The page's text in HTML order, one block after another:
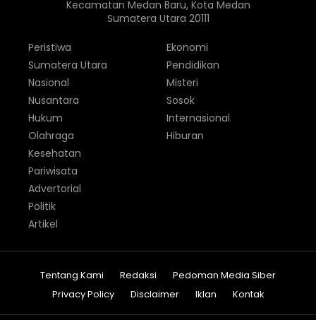
Kecamatan Medan Baru, Kota Medan
Sumatera Utara 20111
Peristiwa
Sumatera Utara
Nasional
Nusantara
Hukum
Olahraga
Ekonomi
Pendidikan
Misteri
Sosok
Internasional
Hiburan
Kesehatan
Pariwisata
Advertorial
Politik
Artikel
Tentang Kami Redaksi
Pedoman Media Siber
Privacy Policy
Disclaimer Iklan Kontak